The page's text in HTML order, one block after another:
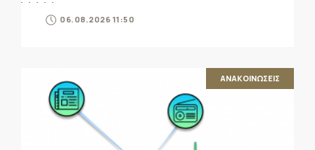
06.08.2026 11:50
ΑΝΑΚΟΙΝΩΣΕΙΣ